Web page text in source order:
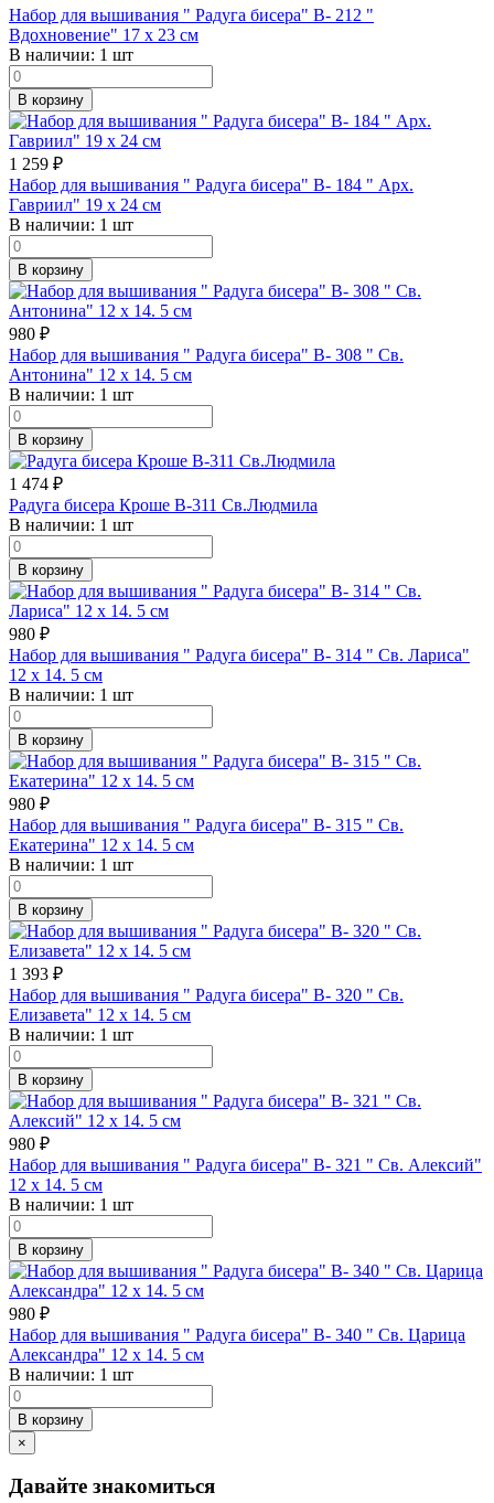
Набор для вышивания " Радуга бисера" В- 212 "
Вдохновение" 17 х 23 см
В наличии: 1 шт
В корзину
1 259 ₽
Набор для вышивания " Радуга бисера" В- 184 " Арх.
Гавриил" 19 х 24 см
В наличии: 1 шт
В корзину
980 ₽
Набор для вышивания " Радуга бисера" В- 308 " Св.
Антонина" 12 х 14. 5 см
В наличии: 1 шт
В корзину
1 474 ₽
Радуга бисера Кроше В-311 Св.Людмила
В наличии: 1 шт
В корзину
980 ₽
Набор для вышивания " Радуга бисера" В- 314 " Св. Лариса"
12 х 14. 5 см
В наличии: 1 шт
В корзину
980 ₽
Набор для вышивания " Радуга бисера" В- 315 " Св.
Екатерина" 12 х 14. 5 см
В наличии: 1 шт
В корзину
1 393 ₽
Набор для вышивания " Радуга бисера" В- 320 " Св.
Елизавета" 12 х 14. 5 см
В наличии: 1 шт
В корзину
980 ₽
Набор для вышивания " Радуга бисера" В- 321 " Св. Алексий"
12 х 14. 5 см
В наличии: 1 шт
В корзину
980 ₽
Набор для вышивания " Радуга бисера" В- 340 " Св. Царица
Александра" 12 х 14. 5 см
В наличии: 1 шт
В корзину
×
Давайте знакомиться